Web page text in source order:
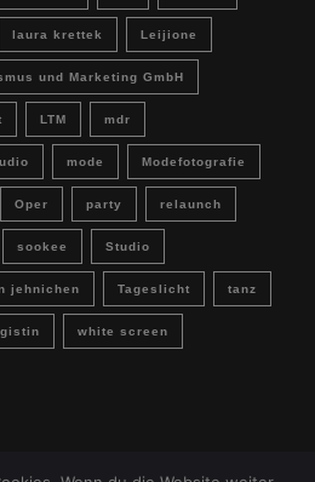
laura krettek Leijione
und Marketing GmbH
LTM mdr
mode Modefotografie
Oper party relaunch
sookee Studio
jehnichen Tageslicht tanz
white screen